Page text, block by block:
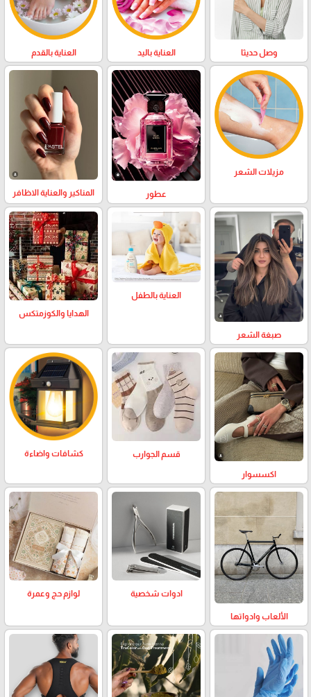
وصل حديثا العناية باليد العناية بالقدم
مزيلات الشعر
عطور المناكير والعناية الاظافر
صبغة الشعر
العناية بالطفل
الهدايا والكوزمتكس
اكسسوار
قسم الجوارب كشافات واضاءة
الألعاب وادواتها
ادوات شخصية لوازم حج وعمرة